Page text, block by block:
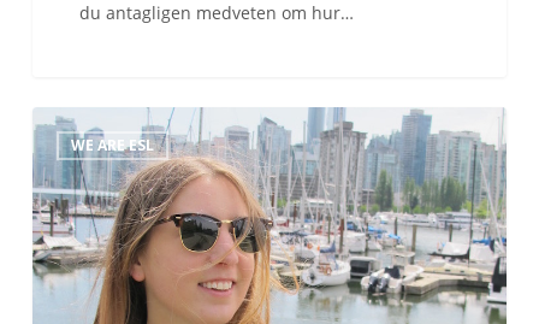
du antagligen medveten om hur…
Sofias
språkresa
till
Vancouver
–
en
dröm
WE ARE ESL